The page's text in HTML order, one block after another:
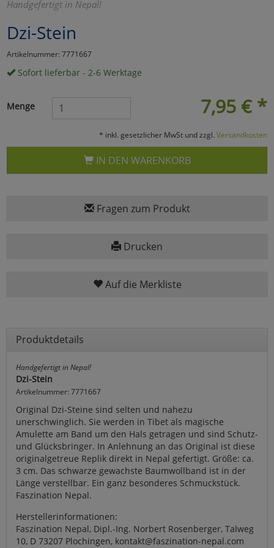
Handgefertigt in Nepal!
Dzi-Stein
Artikelnummer: 7771667
Sofort lieferbar - 2-6 Werktage
7,95 € *
Menge
* inkl. gesetzlicher MwSt und zzgl. Versandkosten
IN DEN WARENKORB
Fragen zum Produkt
Drucken
Auf die Merkliste
Produktdetails
Handgefertigt in Nepal!
Dzi-Stein
Artikelnummer: 7771667
Original Dzi-Steine sind selten und nahezu
unerschwinglich. Sie werden in Tibet als magische
Amulette am Band um den Hals getragen und sind Schutz-
und Glücksbringer. In Anlehnung an das Original ist diese
originalgetreue Replik direkt in Nepal gefertigt. Größe: ca.
3 cm. Das schwarze gewachste Baumwollband ist in der
Länge verstellbar. Ein ganz besonderes Schmuckstück.
Faszination Nepal.
Herstellerinformationen:
Faszination Nepal, Dipl.-Ing. Norbert Rosenberger, Talweg
10, D 73207 Plochingen, kontakt@faszination-nepal.com
Umfragetools
Cookies
Cookies
Einstellungen speichern
zurückzu Haupptseite